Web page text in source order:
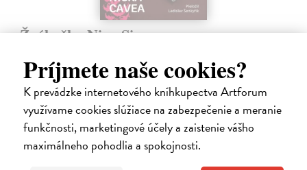
Príjmete naše cookies?
K prevádzke internetového kníhkupectva Artforum
využívame cookies slúžiace na zabezpečenie a meranie
funkčnosti, marketingové účely a zaistenie vášho
maximálneho pohodlia a spokojnosti.
Žvýkačka Niny Simone
Ellisova kniha je neobvyklou literární poctou legendární jazzové
zpěvačce a pianistce Nině Simone. Světoznámý hudebník v ní vypráví
příběh zdánlivě bezvýznamného předmětu – žvýkačky, kterou
Simone během…
Na sklade ?
12,92 €